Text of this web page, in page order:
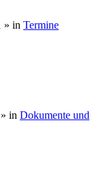
» in Termine
» in Dokumente und